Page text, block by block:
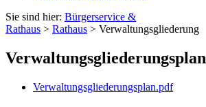
Sie sind hier: Bürgerservice &
Rathaus > Rathaus > Verwaltungsgliederung
Verwaltungsgliederungsplan
Verwaltungsgliederungsplan.pdf